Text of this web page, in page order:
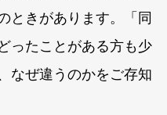
ときがあります。「同
ったことがある方も少
なぜ違うのかをご存知